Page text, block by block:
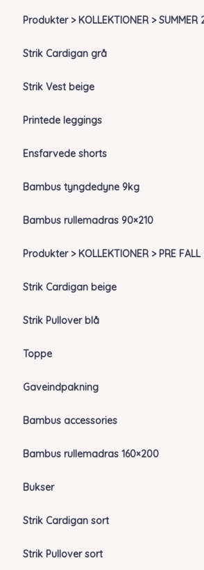
Produkter > KOLLEKTIONER > SUMMER
Strik Cardigan grå
Strik Vest beige
Printede leggings
Ensfarvede shorts
Bambus tyngdedyne 9kg
Bambus rullemadras 90×210
Produkter > KOLLEKTIONER > PRE
Strik Cardigan beige
Strik Pullover blå
Toppe
Gaveindpakning
Bambus accessories
Bambus rullemadras 160×200
Bukser
Strik Cardigan sort
Strik Pullover sort